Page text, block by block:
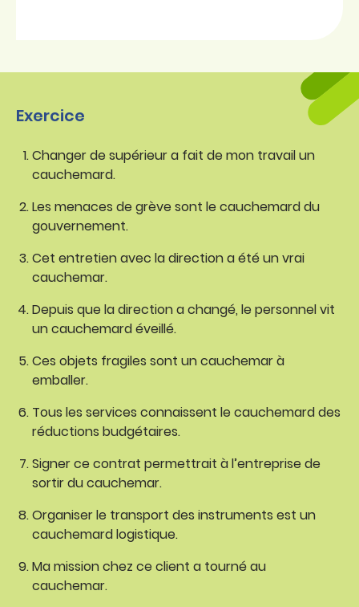
Exercice
Changer de supérieur a fait de mon travail un
cauchemard.
Les menaces de grève sont le cauchemard du
gouvernement.
Cet entretien avec la direction a été un vrai
cauchemar.
Depuis que la direction a changé, le personnel vit
un cauchemard éveillé.
Ces objets fragiles sont un cauchemar à
emballer.
Tous les services connaissent le cauchemard des
réductions budgétaires.
Signer ce contrat permettrait à l’entreprise de
sortir du cauchemar.
Organiser le transport des instruments est un
cauchemard logistique.
Ma mission chez ce client a tourné au
cauchemar.